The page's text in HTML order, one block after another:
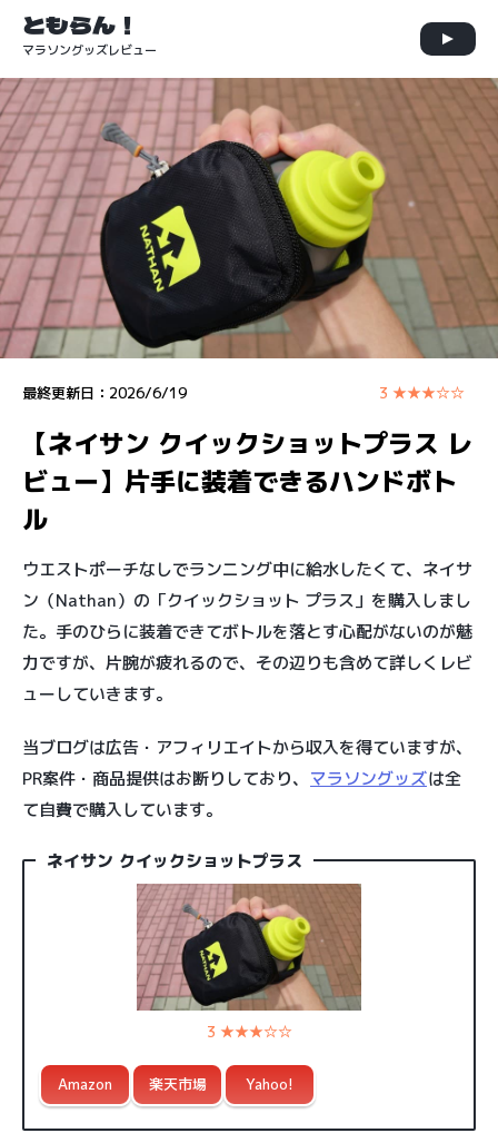
ともらん！
マラソングッズレビュー
最終更新日： 2026/6/19 3 ★★★☆☆
【ネイサン クイックショットプラス レ
ビュー】片手に装着できるハンドボト
ル
ウエストポーチなしでランニング中に給水したくて、ネイサ
ン（Nathan）の「クイックショット プラス」を購入しまし
た。手のひらに装着できてボトルを落とす心配がないのが魅
力ですが、片腕が疲れるので、その辺りも含めて詳しくレビ
ューしていきます。
当ブログは広告・アフィリエイトから収入を得ていますが、
PR案件・商品提供はお断りしており、 マラソングッズは全
て自費で購入しています。
ネイサン クイックショットプラス
3 ★★★☆☆
Amazon 楽天市場 Yahoo!